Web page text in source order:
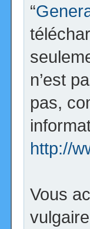
“
n’est
pas,
http://
Vous